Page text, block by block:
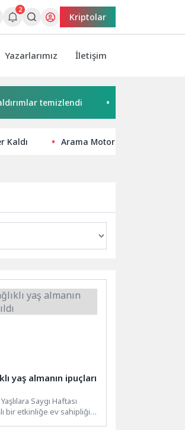
2
Kriptolar
Yazarlarımız İletişim
temizlendi Başkan
Kaldı Arama Motoru
yaş almanın ipuçları
Saygı Haftası
bir etkinliğe ev sahipliği